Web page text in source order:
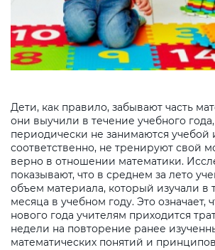
Дети, как правило, забывают часть
они выучили в течение учебного
периодически не занимаются учебой
соответственно, не тренируют свой
верно в отношении математики.
показывают, что в среднем за лето
объем материала, который изучали в
месяца в учебном году. Это означает,
нового года учителям приходится
недели на повторение ранее
математических понятий и